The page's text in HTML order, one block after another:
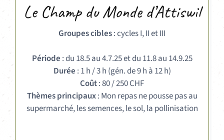
Le Champ du Monde d’Attiswil
Groupes cibles: cycles I, II et III
Période : du 18.5 au 4.7.25 et du 11.8 au 14.9.25
Durée : 1 h / 3 h (gén. de 9 h à 12 h)
Coût: 80 / 250 CHF
Thèmes principaux: Mon repas ne pousse pas au
supermarché, les semences, le sol, la pollinisation